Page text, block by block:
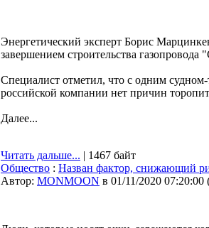
Энергетический эксперт Борис
завершением строительства
Специалист отметил, что с одним
российской компании нет причин
Далее...
Читать дальше... | 1467 байт
Общество : Назван фактор, снижающий
Автор: MONMOON в 01/11/2020 07:20:00